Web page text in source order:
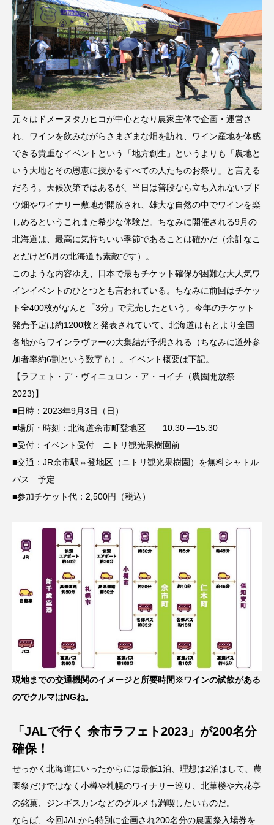
元々はドメーヌタカヒコが中心となり農家主体で企画・運営さ
れ、ワインを飲みながらさまざまな畑を訪れ、ワイン産地を体感
できる貴重なイベントという「地方創生」というよりも「農地と
いう大地とその恩恵に授かるすべての人たちのお祭り」と言える
だろう。天候次第ではあるが、当日は普段なら立ち入れないブド
ウ畑やワイナリー敷地が開放され、雄大な自然の中でワインを楽
しめるというこれまた希少な体験だ。ちなみに開催される9月の
北海道は、最高に気持ちいい季節であることは確かだ（余計なこ
とだけど6月の北海道も素敵です）。
このような内容ゆえ、日本で最もチケット確保が困難な大人気ワ
インイベントのひとつとも言われている。ちなみに前回はチケッ
ト全400枚がなんと「3分」で完売したという。今年のチケット
発売予定は約1200枚と発表されていて、北海道はもとより全国
各地からワインラヴァーの大集結が予想される（ちなみに道外参
加者率約6割という数字も）。イベント概要は下記。
【ラフェト・デ・ヴィニュロン・ア・ヨイチ（農園開放祭
2023)】
■日時：2023年9月3日（日）
■場所・時刻：北海道余市町登地区 10:30 —15:30
■受付：イベント受付 ニトリ観光果樹園前
■交通：JR余市駅⇔登地区（ニトリ観光果樹園）を無料シャトル
バス 予定
■参加チケット代：2,500円（税込）
現地までの交通機関のイメージと所要時間※ワインの試飲がある
のでクルマはNGね。
「JALで行く 余市ラフェト2023」が200名分
確保！
せっかく北海道にいったからには最低1泊、理想は2泊はして、農
園祭だけではなく小樽や札幌のワイナリー巡り、北菓楼や六花亭
の銘菓、ジンギスカンなどのグルメも満喫したいものだ。
ならば、今回JALから特別に企画され200名分の農園祭入場券を